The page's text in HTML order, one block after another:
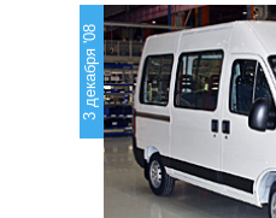
3 декабря '08